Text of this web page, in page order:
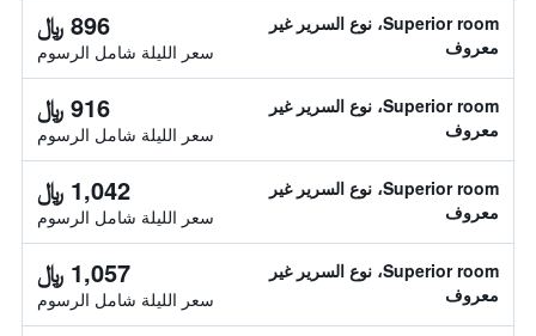
Superior room، نوع السرير غير
معروف
896 ﷼
سعر الليلة شامل الرسوم
Superior room، نوع السرير غير
معروف
916 ﷼
سعر الليلة شامل الرسوم
Superior room، نوع السرير غير
معروف
1,042 ﷼
سعر الليلة شامل الرسوم
Superior room، نوع السرير غير
معروف
1,057 ﷼
سعر الليلة شامل الرسوم